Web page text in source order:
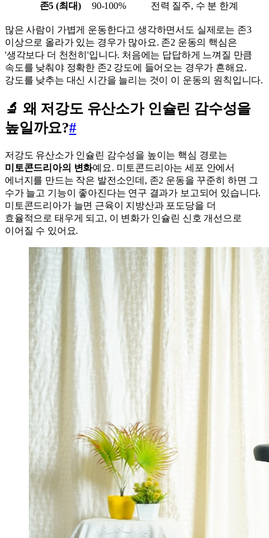
존5 (최대)
90-100% 전력 질주, 수 분 한계
많은 사람이 가볍게 운동한다고 생각하면서도 실제로는 존3
이상으로 올라가 있는 경우가 많아요. 존2 운동의 핵심은
'생각보다 더 천천히'입니다. 처음에는 답답하게 느껴질 만큼
속도를 낮춰야 정확한 존2 강도에 들어오는 경우가 흔해요.
강도를 낮추는 대신 시간을 늘리는 것이 이 운동의 원칙입니다.
🔬 왜 저강도 유산소가 인슐린 감수성을
높일까요?#
저강도 유산소가 인슐린 감수성을 높이는 핵심 경로는
미토콘드리아의 변화예요. 미토콘드리아는 세포 안에서
에너지를 만드는 작은 발전소인데, 존2 운동을 꾸준히 하면 그
수가 늘고 기능이 좋아진다는 연구 결과가 보고되어 있습니다.
미토콘드리아가 늘면 근육이 지방산과 포도당을 더
효율적으로 태우게 되고, 이 변화가 인슐린 신호 개선으로
이어질 수 있어요.